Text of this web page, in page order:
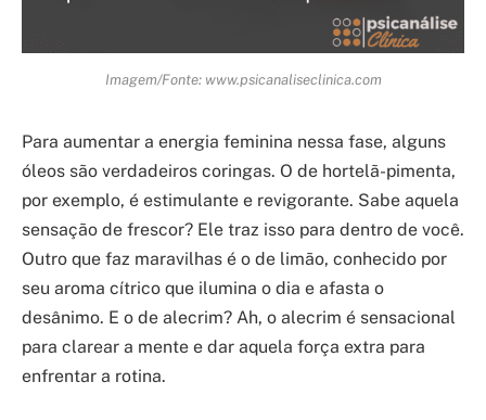
Imagem/Fonte: www.psicanaliseclinica.com
Para aumentar a energia feminina nessa fase, alguns
óleos são verdadeiros coringas. O de hortelã-pimenta,
por exemplo, é estimulante e revigorante. Sabe aquela
sensação de frescor? Ele traz isso para dentro de você.
Outro que faz maravilhas é o de limão, conhecido por
seu aroma cítrico que ilumina o dia e afasta o
desânimo. E o de alecrim? Ah, o alecrim é sensacional
para clarear a mente e dar aquela força extra para
enfrentar a rotina.